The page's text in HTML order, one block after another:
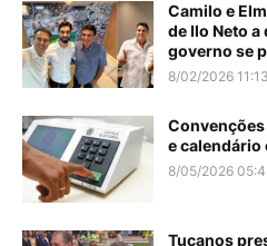
Camilo e
de Ilo Neto
governo se
8/02/2026
e calendário
8/05/2026
Tucanos